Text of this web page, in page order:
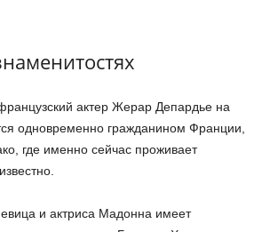
актер Жерар Депардье на
одновременно гражданином Франции,
где именно сейчас проживает
и актриса Мадонна имеет